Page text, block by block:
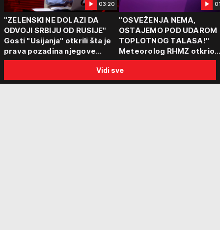
03:20
"ZELENSKI NE DOLAZI DA
ODVOJI SRBIJU OD RUSIJE"
Gosti "Usijanja" otkrili šta je
prava pozadina njegove
posete Beogradu
"OSVEŽENJA NEMA,
OSTAJEMO POD UDAROM
TOPLOTNOG TALASA!"
Meteorolog RHMZ otkrio
kakvo vreme nas čeka do
kraja avgusta
Vidi sve